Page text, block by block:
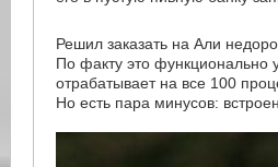
Решил заказать на Али
По факту это функционально
отрабатывает на все 100
Но есть пара минусов: